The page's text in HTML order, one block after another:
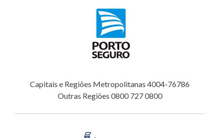
Capitais e Regiões Metropolitanas 4004-76786
Outras Regiões 0800 727 0800